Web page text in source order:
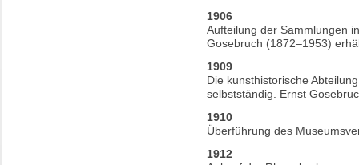
1906
Aufteilung der Sammlungen
Gosebruch (1872–1953)
1909
Die kunsthistorische
selbstständig. Ernst
1910
Überführung des
1912